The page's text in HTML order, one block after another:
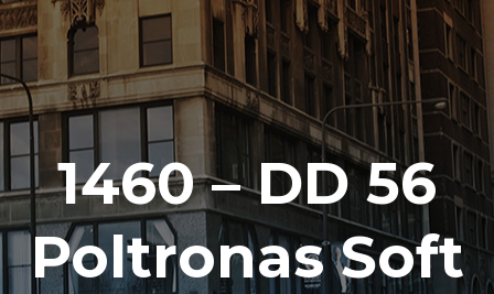
1460 – DD 56
Poltronas Soft